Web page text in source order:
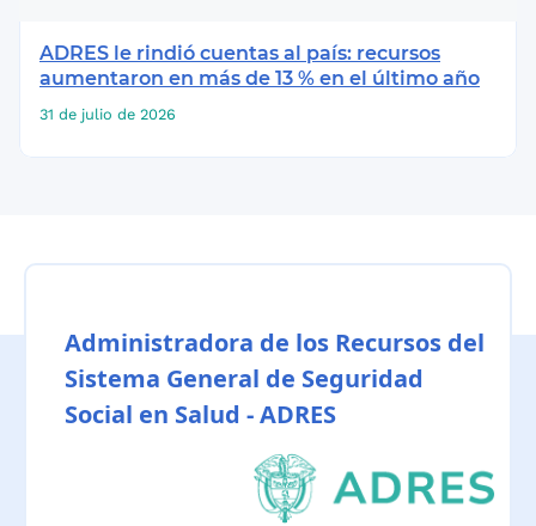
ADRES le rindió cuentas al país: recursos
aumentaron en más de 13 % en el último año
31 de julio de 2026
Administradora de los Recursos del
Sistema General de Seguridad
Social en Salud - ADRES